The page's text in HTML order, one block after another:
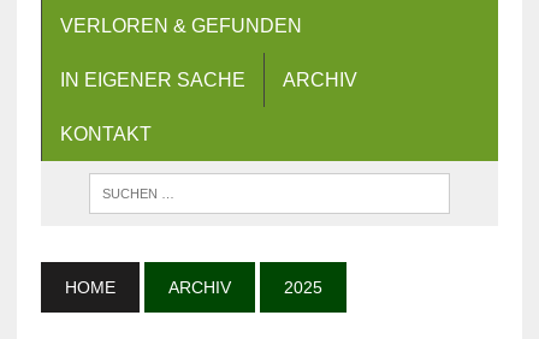
VERLOREN & GEFUNDEN
IN EIGENER SACHE ARCHIV
KONTAKT
HOME ARCHIV 2025